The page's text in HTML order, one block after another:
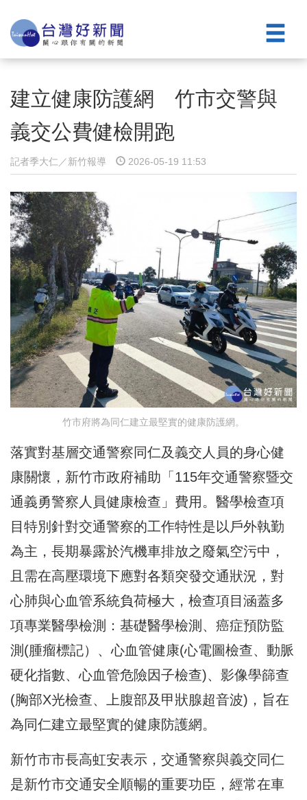
建立健康防護網 竹市交警與
義交公費健檢開跑
記者季大仁／新竹報導 2026-05-19 11:53
竹市府將為同仁建立最堅實的健康防護網。
落實對基層交通警察同仁及義交人員的身心健
康關懷，新竹市政府補助「115年交通警察暨交
通義勇警察人員健康檢查」費用。醫學檢查項
目特別針對交通警察的工作特性是以戶外執勤
為主，長期暴露於汽機車排放之廢氣空污中，
且需在高壓環境下應對各類突發交通狀況，對
心肺與心血管系統負荷極大，檢查項目涵蓋多
項專業醫學檢測：基礎醫學檢測、癌症預防監
測(腫瘤標記）、心血管健康(心電圖檢查、動脈
硬化指數、心血管危險因子檢查)、影像學篩查
(胸部X光檢查、上腹部及甲狀腺超音波)，旨在
為同仁建立最堅實的健康防護網。
新竹市市長高虹安表示，交通警察與義交同仁
是新竹市交通安全順暢的重要功臣，經常在車